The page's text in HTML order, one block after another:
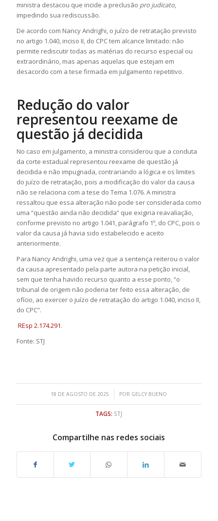
ministra destacou que incide a preclusão pro judicato,
impedindo sua rediscussão.
De acordo com Nancy Andrighi, o juízo de retratação previsto
no artigo 1.040, inciso II, do CPC tem alcance limitado: não
permite rediscutir todas as matérias do recurso especial ou
extraordinário, mas apenas aquelas que estejam em
desacordo com a tese firmada em julgamento repetitivo.
Redução do valor
representou reexame de
questão já decidida
No caso em julgamento, a ministra considerou que a conduta
da corte estadual representou reexame de questão já
decidida e não impugnada, contrariando a lógica e os limites
do juízo de retratação, pois a modificação do valor da causa
não se relaciona com a tese do Tema 1.076. A ministra
ressaltou que essa alteração não pode ser considerada como
uma “questão ainda não decidida” que exigiria reavaliação,
conforme previsto no artigo 1.041, parágrafo 1º, do CPC, pois o
valor da causa já havia sido estabelecido e aceito
anteriormente.
Para Nancy Andrighi, uma vez que a sentença reiterou o valor
da causa apresentado pela parte autora na petição inicial,
sem que tenha havido recurso quanto a esse ponto, “o
tribunal de origem não poderia ter feito essa alteração, de
ofício, ao exercer o juízo de retratação do artigo 1.040, inciso II,
do CPC”.
REsp 2.174.291.
Fonte: STJ
18 DE AGOSTO DE 2025
/ POR GELCY BUENO
TAGS: STJ
Compartilhe nas redes sociais